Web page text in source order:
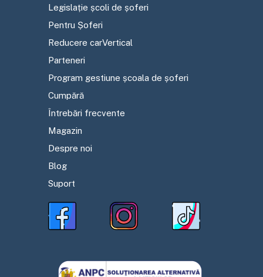
Legislație școli de șoferi
Pentru Șoferi
Reducere carVertical
Parteneri
Program gestiune școala de șoferi
Cumpără
Întrebări frecvente
Magazin
Despre noi
Blog
Suport